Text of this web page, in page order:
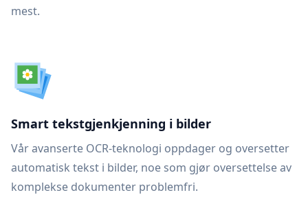
mest.
Smart tekstgjenkjenning i bilder
Vår avanserte OCR-teknologi oppdager og oversetter
automatisk tekst i bilder, noe som gjør oversettelse av
komplekse dokumenter problemfri.